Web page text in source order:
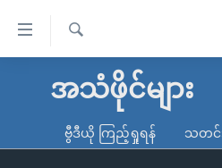
လွယ်ကူ
သည့်
မူလစာမျက်နှာ
ကမ္ဘာ့သတင်းများ
ရ
အသံဖိုင်များ
ဗွီဒီယို ကြည့်ရှုရန် သတင်